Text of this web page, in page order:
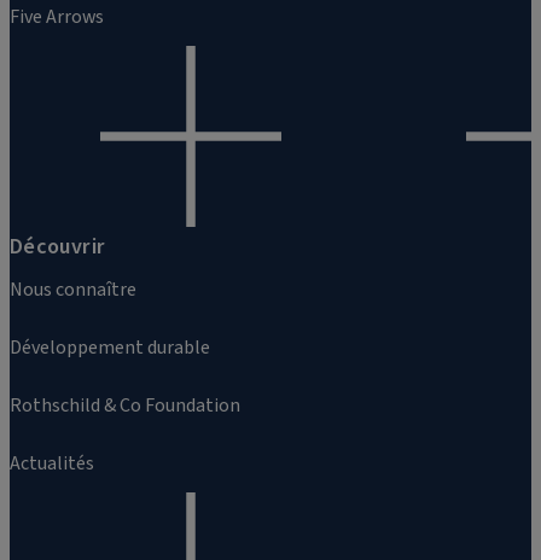
Five Arrows
Découvrir
Nous connaître
Développement durable
Rothschild & Co Foundation
Actualités